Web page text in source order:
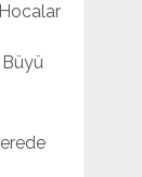
Büyü